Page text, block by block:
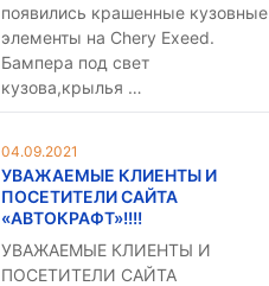
появились крашенные кузовные
элементы на Chery Exeed.
Бампера под свет
кузова,крылья …
04.09.2021
УВАЖАЕМЫЕ КЛИЕНТЫ И
ПОСЕТИТЕЛИ САЙТА
«АВТОКРАФТ»!!!!
УВАЖАЕМЫЕ КЛИЕНТЫ И
ПОСЕТИТЕЛИ САЙТА